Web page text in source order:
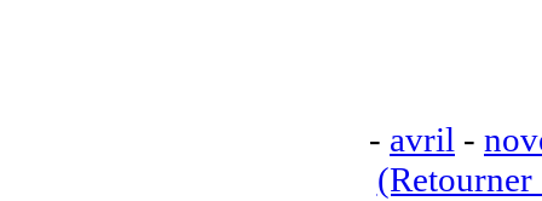
- avril -
(Retourner